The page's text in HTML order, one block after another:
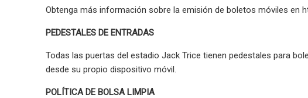
Obtenga más información sobre la emisión de boletos móviles
PEDESTALES DE ENTRADAS
Todas las puertas del estadio Jack Trice tienen pedestales para
desde su propio dispositivo móvil.
POLÍTICA DE BOLSA LIMPIA